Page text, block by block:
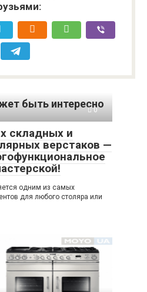
быть интересно
0
складных и
верстаков —
одним из самых
для любого столяра или